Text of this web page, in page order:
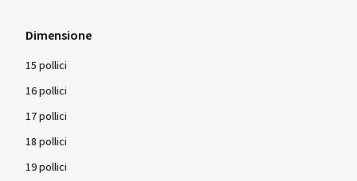
Dimensione
15 pollici
16 pollici
17 pollici
18 pollici
19 pollici